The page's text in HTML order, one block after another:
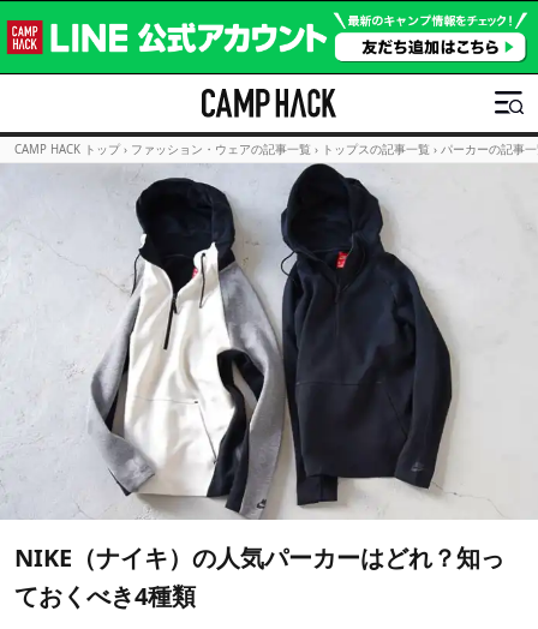
CAMP HACK トップ › ファッション・ウェアの記事一覧 › トップスの記事一覧 › パーカーの記事
NIKE（ナイキ）の人気パーカーはどれ？知っ
ておくべき4種類